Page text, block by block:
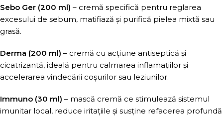
Sebo Ger (200 ml) – cremă specifică pentru reglarea
excesului de sebum, matifiază și purifică pielea mixtă sau
grasă.
Derma (200 ml) – cremă cu acțiune antiseptică și
cicatrizantă, ideală pentru calmarea inflamațiilor și
accelerarea vindecării coșurilor sau leziunilor.
Immuno (30 ml) – mască cremă ce stimulează sistemul
imunitar local, reduce iritațiile și susține refacerea profundă